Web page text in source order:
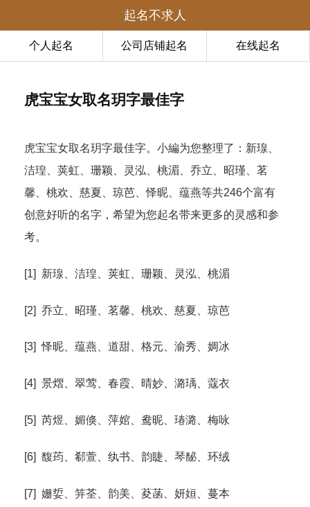
起名不求人
个人起名 公司店铺起名 在线起名
虎宝宝女取名玥字最佳字
虎宝宝女取名玥字最佳字。小編为您整理了：新瑔、
洁瑝、荚虹、珊颖、灵泓、桃湄、乔立、昭瑾、茗
馨、桃欢、慈夏、琼芭、怿昵、蕴燕等共246个富有
创意好听的名字，希望为您起名带来更多的灵感和参
考。
[1] 新瑔、洁瑝、荚虹、珊颖、灵泓、桃湄
[2] 乔立、昭瑾、茗馨、桃欢、慈夏、琼芭
[3] 怿昵、蕴燕、道甜、格元、渝秀、婤冰
[4] 景熠、翠莺、春霞、晴妙、潞瑀、蔻衣
[5] 芮煜、媚倏、萍婠、鸯昵、瑃潞、梅咏
[6] 馥荺、郗萱、纨书、韵睫、琴馝、环绒
[7] 姗娎、笄荃、韵美、荾菡、妍姮、蔓本